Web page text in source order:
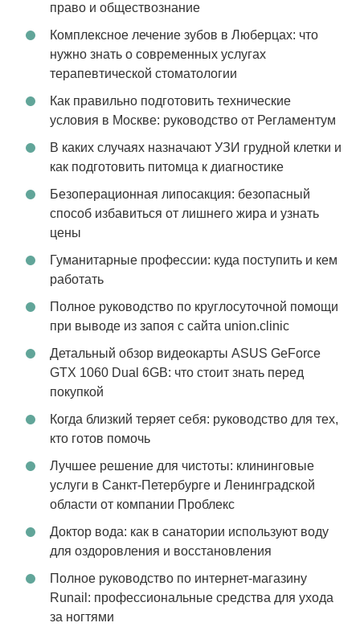
право и обществознание
Комплексное лечение зубов в Люберцах: что
нужно знать о современных услугах
терапевтической стоматологии
Как правильно подготовить технические
условия в Москве: руководство от Регламентум
В каких случаях назначают УЗИ грудной клетки и
как подготовить питомца к диагностике
Безоперационная липосакция: безопасный
способ избавиться от лишнего жира и узнать
цены
Гуманитарные профессии: куда поступить и кем
работать
Полное руководство по круглосуточной помощи
при выводе из запоя с сайта union.clinic
Детальный обзор видеокарты ASUS GeForce
GTX 1060 Dual 6GB: что стоит знать перед
покупкой
Когда близкий теряет себя: руководство для тех,
кто готов помочь
Лучшее решение для чистоты: клининговые
услуги в Санкт-Петербурге и Ленинградской
области от компании Проблекс
Доктор вода: как в санатории используют воду
для оздоровления и восстановления
Полное руководство по интернет-магазину
Runail: профессиональные средства для ухода
за ногтями